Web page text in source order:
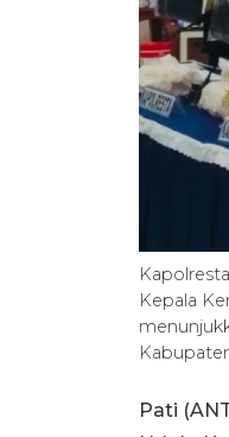
Kepala
Pati